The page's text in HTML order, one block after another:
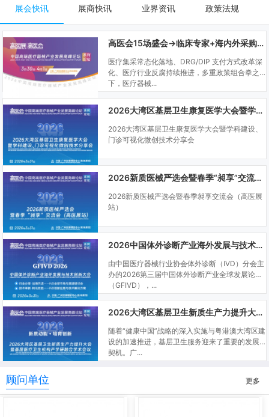
展会快讯 展商快讯 业界资讯 政策法规
高医会15场盛会→临床专家+海内外采购商双向对接
医疗集采常态化落地、DRG/DIP 支付方式改革深
化、医疗行业反腐持续推进，多重政策组合拳之
下，医疗器械...
2026大湾区基层卫生康复医学大会暨学科建设、门诊可视化微创技术分享会
2026大湾区基层卫生康复医学大会暨学科建设、
门诊可视化微创技术分享会
2026新质医械严选会暨春季“昶享”交流会（高医展站）
2026新质医械严选会暨春季昶享交流会（高医展
站）
2026中国体外诊断产业海外发展与技术创新大会
由中国医疗器械行业协会体外诊断（IVD）分会主
办的2026第三届中国体外诊断产业全球发展论坛
（GFIVD），...
2026大湾区基层卫生新质生产力提升大会暨基层医疗卫生机构产学研融合学术会议
随着“健康中国”战略的深入实施与粤港澳大湾区建
设的加速推进，基层卫生服务迎来了重要的发展
契机。广...
顾问单位 更多